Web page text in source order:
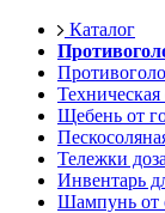
Каталог
Техническая
Щебень от
Тележки
Инвентарь
Шампунь от